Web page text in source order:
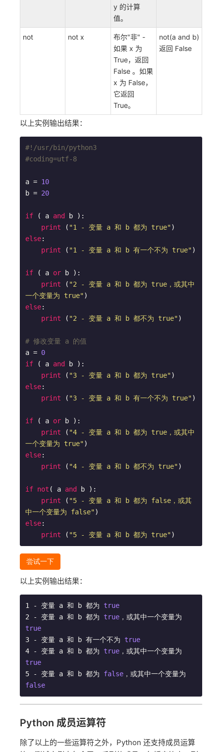
y 的计算
值。
not not x
布尔"非" -
如果 x 为
True，返回
False 。如果
x 为 False，
它返回
True。
not(a and b)
返回 False
以上实例输出结果：
#!/usr/bin/python3
#coding=utf-8
a = 10
b = 20
if ( a and
b ):
print ( "1 - 变量 a 和 b 都为 true"
else:
print ( "1 - 变量 a 和 b 有一个不为 true")
if ( a or b ):
print ( "2 - 变量 a 和 b 都为 true，或其中
一个变量为 true"
else:
print ( "2 - 变量 a 和 b 都不为 true")
# 修改变量 a 的值
a = 0
if ( a and
b ):
print ( "3 - 变量 a 和 b 都为 true"
else:
print ( "3 - 变量 a 和 b 有一个不为 true")
if ( a or b ):
print ( "4 - 变量 a 和 b 都为 true，或其中
一个变量为 true"
else:
print ( "4 - 变量 a 和 b 都不为 true")
if not ( a and
b ):
print ( "5 - 变量 a 和 b 都为 false，或其
中一个变量为 false"
else:
print ( "5 - 变量 a 和 b 都为 true")
尝试一下
以上实例输出结果：
1 - 变量 a 和 b 都为 true
2 - 变量 a 和 b 都为 true
true
3 - 变量 a 和 b 有一个不为 true
4 - 变量 a 和 b 都为 true
true
5 - 变量 a 和 b 都为 false
false
Python 成员运算符
除了以上的一些运算符之外，Python 还支持成员运算